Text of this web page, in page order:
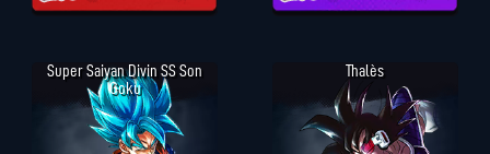
Super Saiyan Divin SS Son
Goku
Thalès